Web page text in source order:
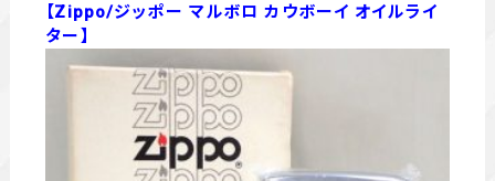
【Zippo/ジッポー マルボロ カウボーイ オイルライ
ター】